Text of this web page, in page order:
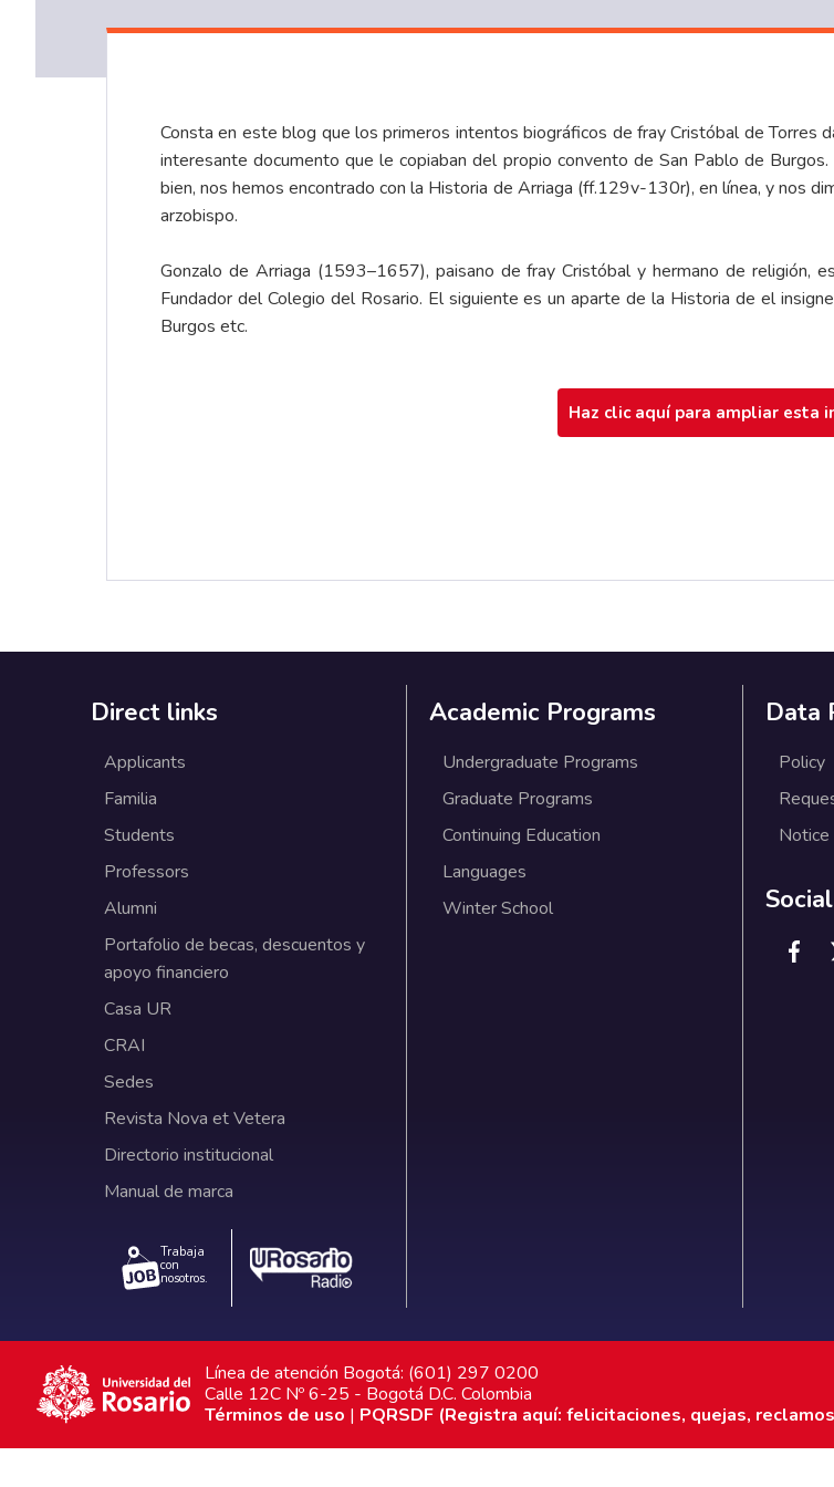
Consta en este blog que los primeros intentos biográficos de fray Cristóbal de Torres
interesante documento que le copiaban del propio convento de San Pablo de
bien, nos hemos encontrado con la Historia de Arriaga (ff.129v-130r), en línea, y nos
arzobispo.
Gonzalo de Arriaga (1593–1657), paisano de fray Cristóbal y hermano de religión,
Fundador del Colegio del Rosario. El siguiente es un aparte de la Historia de el
Burgos etc.
Haz clic aquí para ampliar esta
Direct links
Applicants
Familia
Students
Professors
Alumni
Portafolio de becas, descuentos y
apoyo financiero
Casa UR
CRAI
Sedes
Revista Nova et Vetera
Directorio institucional
Manual de marca
Trabaja
con
nosotros.
Academic Programs
Undergraduate Programs
Graduate Programs
Continuing Education
Languages
Winter School
Data
Policy
Notice
Línea de atención Bogotá: (601) 297 0200
Calle 12C Nº 6-25 - Bogotá D.C. Colombia
Términos de uso | PQRSDF (Registra aquí: felicitaciones, quejas,